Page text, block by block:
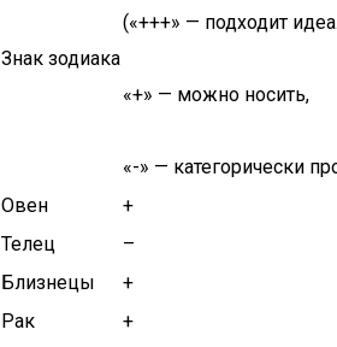
Знак зодиака
(«+++» — подходит
«+» — можно носить,
«-» — категорически
Овен
+
Телец
–
Близнецы
+
Рак
+